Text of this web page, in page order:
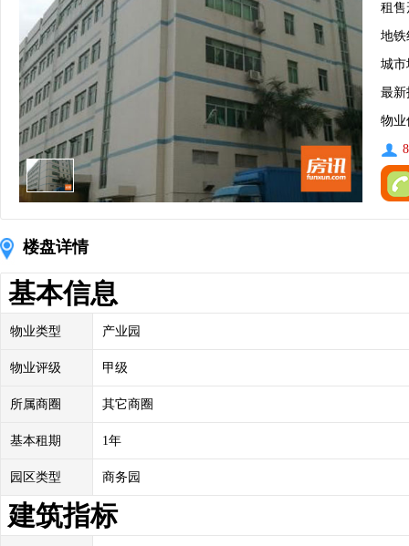
租售
地铁
城
最新
物业
楼盘详情
基本信息
物业类型 产业园
物业评级 甲级
所属商圈 其它商圈
基本租期 1年
园区类型 商务园
建筑指标